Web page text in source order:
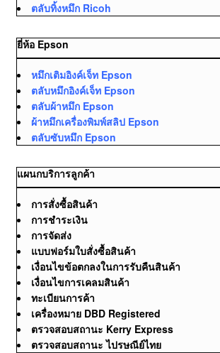
ตลับทิ้งหมึก Ricoh
ยี่ห้อ Epson
หมึกเติมอิงค์เจ็ท Epson
ตลับหมึกอิงค์เจ็ท Epson
ตลับผ้าหมึก Epson
ผ้าหมึกเครื่องพิมพ์สลิป Epson
ตลับซับหมึก Epson
แผนกบริการลูกค้า
การสั่งซื้อสินค้า
การชำระเงิน
การจัดส่ง
แบบฟอร์มใบสั่งซื้อสินค้า
เงื่อนไขข้อตกลงในการรับคืนสินค้า
เงื่อนไขการเคลมสินค้า
ทะเบียนการค้า
เครื่องหมาย DBD Registered
ตรวจสอบสถานะ Kerry Express
ตรวจสอบสถานะ ไปรษณีย์ไทย